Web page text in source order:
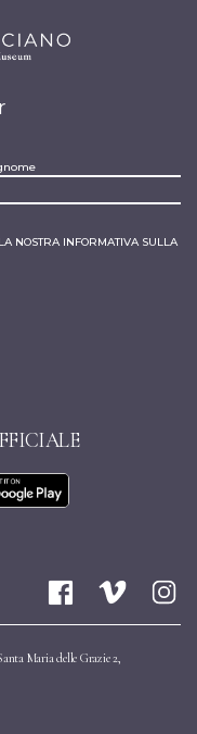
NOSTRA INFORMATIVA SULLA
Maria delle Grazie 2,